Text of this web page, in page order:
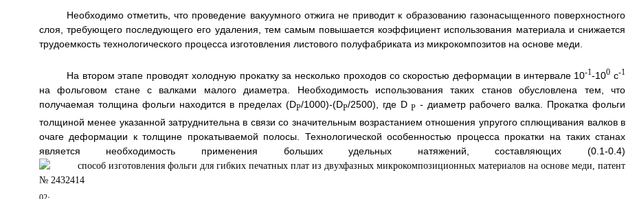
Необходимо отметить, что проведение вакуумного отжига не приводит к образованию газонасыщенного поверхностного
слоя, требующего последующего его удаления, тем самым повышается коэффициент использования материала и снижается
трудоемкость технологического процесса изготовления листового полуфабриката из микрокомпозитов на основе меди.
На втором этапе проводят холодную прокатку за несколько проходов со скоростью деформации в интервале 10-1-100 с-1
на фольговом стане с валками малого диаметра. Необходимость использования таких станов обусловлена тем, что
получаемая толщина фольги находится в пределах (DP/1000)-(DP/2500), где DP- диаметр рабочего валка. Прокатка фольги
толщиной менее указанной затруднительна в связи со значительным возрастанием отношения упругого сплющивания валков в
очаге деформации к толщине прокатываемой полосы. Технологической особенностью процесса прокатки на таких станах
является необходимость применения больших удельных натяжений, составляющих (0.1-0.4)
.